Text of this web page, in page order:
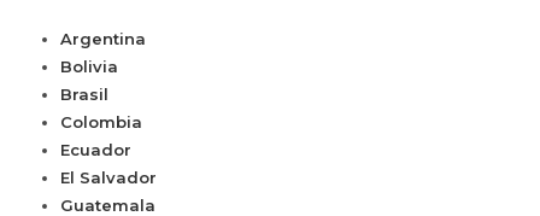
Argentina
Bolivia
Brasil
Colombia
Ecuador
El Salvador
Guatemala